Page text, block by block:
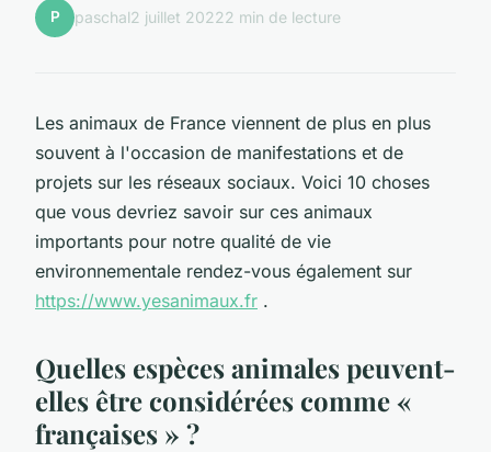
P paschal2 juillet 20222 min de lecture
Les animaux de France viennent de plus en plus
souvent à l'occasion de manifestations et de
projets sur les réseaux sociaux. Voici 10 choses
que vous devriez savoir sur ces animaux
importants pour notre qualité de vie
environnementale rendez-vous également sur
https://www.yesanimaux.fr .
Quelles espèces animales peuvent-
elles être considérées comme «
françaises » ?